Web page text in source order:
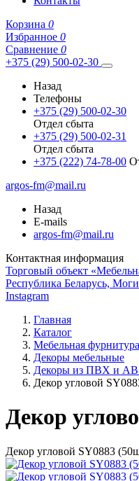
Корзина 0
Избранное 0
Сравнение 0
+375 (29) 500-02-30
Назад
Телефоны
+375 (29) 500-02-30
Отдел сбыта
+375 (29) 500-02-31
Отдел сбыта
+375 (222) 74-78-00
argos-fm@mail.ru
Назад
E-mails
argos-fm@mail.ru
Контактная информация
Торговый объект
Республика Беларусь,
Instagram
Главная
Каталог
Мебельная фурнитура
Декоры мебельные
Декоры из ПВХ и
Декор угловой
Декор
Декор угловой SY0883